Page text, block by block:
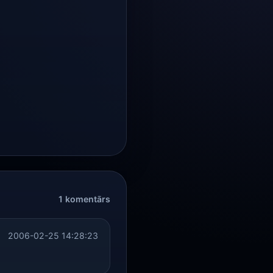
1 komentārs
2006-02-25 14:28:23